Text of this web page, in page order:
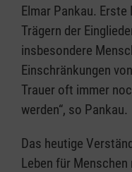
Elmar Pankau.
Trägern der
insbesondere
Einschränkungen
Trauer oft immer
werden“, so Pankau.
Das heutige
Leben für